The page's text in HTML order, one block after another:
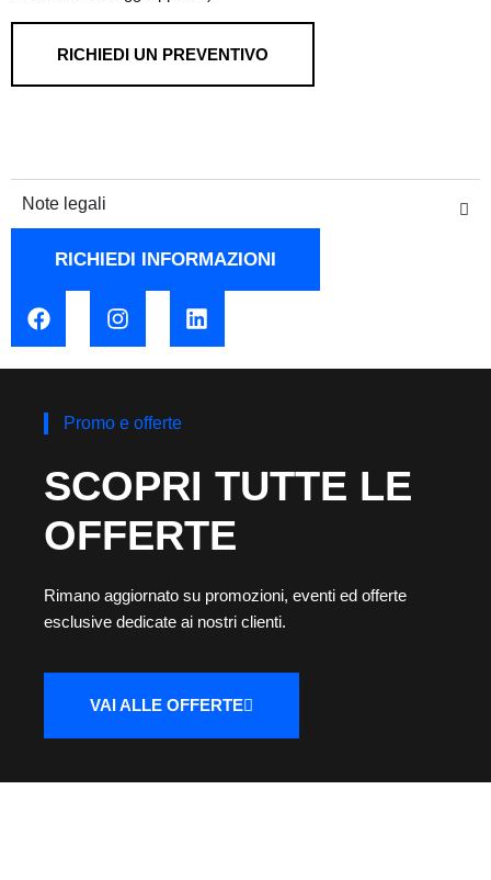
RICHIEDI UN PREVENTIVO
Note legali
RICHIEDI INFORMAZIONI
Promo e offerte
SCOPRI TUTTE LE
OFFERTE
Rimano aggiornato su promozioni, eventi ed offerte
esclusive dedicate ai nostri clienti.
VAI ALLE OFFERTE